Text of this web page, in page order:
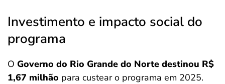
Investimento e impacto social do
programa
O Governo do Rio Grande do Norte destinou R$
1,67 milhão para custear o programa em 2025.